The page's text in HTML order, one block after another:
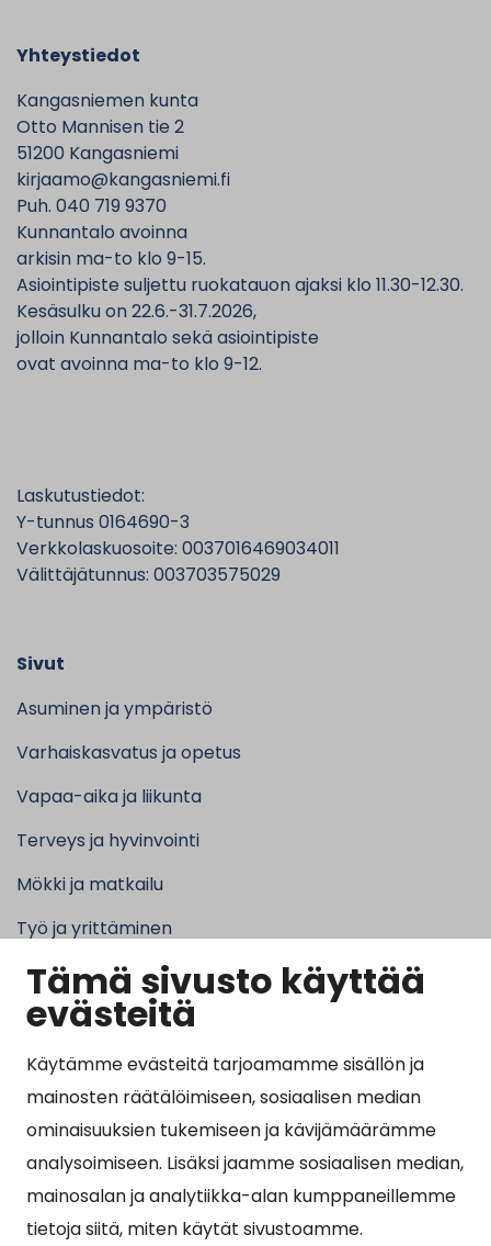
Tämä sivusto käyttää
evästeitä
Käytämme evästeitä tarjoamamme sisällön ja
mainosten räätälöimiseen, sosiaalisen median
ominaisuuksien tukemiseen ja kävijämäärämme
analysoimiseen. Lisäksi jaamme sosiaalisen median,
mainosalan ja analytiikka-alan kumppaneillemme
tietoja siitä, miten käytät sivustoamme.
Yhteystiedot
Kangasniemen kunta
Otto Mannisen tie 2
51200 Kangasniemi
kirjaamo@kangasniemi.fi
Puh. 040 719 9370
Kunnantalo avoinna
arkisin ma-to klo 9-15.
Asiointipiste suljettu ruokatauon ajaksi klo 11.30-12.30.
Kesäsulku on 22.6.-31.7.2026,
jolloin Kunnantalo sekä asiointipiste
ovat avoinna ma-to klo 9-12.
Laskutustiedot:
Y-tunnus 0164690-3
Verkkolaskuosoite: 0037016469034011
Välittäjätunnus: 003703575029
Sivut
Asuminen ja ympäristö
Varhaiskasvatus ja opetus
Vapaa-aika ja liikunta
Terveys ja hyvinvointi
Mökki ja matkailu
Työ ja yrittäminen
Kunta ja hallinto
Suosituimmat sivut
Esityslistat, pöytäkirjat, viranhaltijapäätökset ja
kuulutukset
Tietoa ja ohjeistusta koronavirukseen liittyen